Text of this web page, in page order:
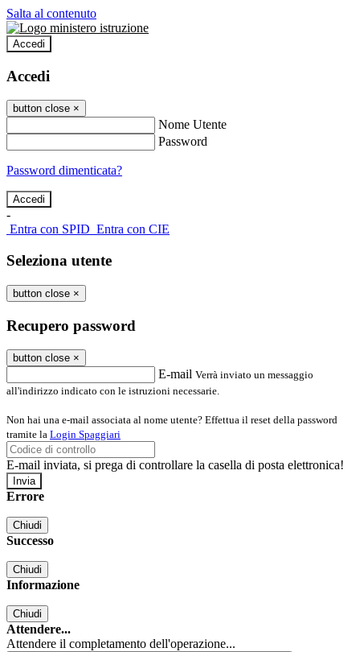
Salta al contenuto
Accedi
Accedi
button close ×
Nome Utente
Password
Password dimenticata?
-
Entra con SPID Entra con CIE
Seleziona utente
button close ×
Recupero password
button close ×
E-mail Verrà inviato un messaggio
all'indirizzo indicato con le istruzioni necessarie.
Non hai una e-mail associata al nome utente? Effettua il reset della password
tramite la Login Spaggiari
E-mail inviata, si prega di controllare la casella di posta elettronica!
Errore
Chiudi
Successo
Chiudi
Informazione
Chiudi
Attendere...
Attendere il completamento dell'operazione...